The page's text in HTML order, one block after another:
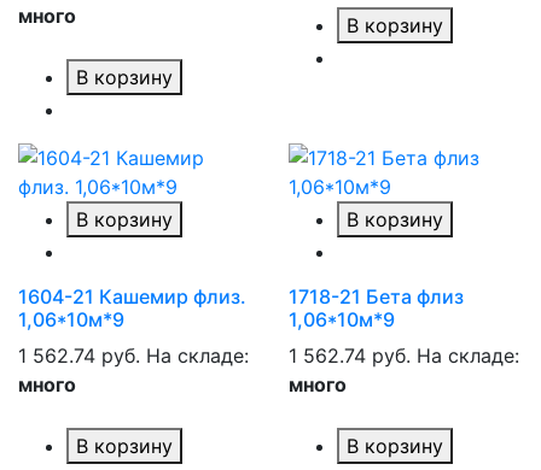
много
В корзину
В корзину
В корзину
1604-21 Кашемир флиз.
1,06*10м*9
1 562.74 руб. На складе:
много
В корзину
В корзину
1718-21 Бета флиз
1,06*10м*9
1 562.74 руб. На складе:
много
В корзину